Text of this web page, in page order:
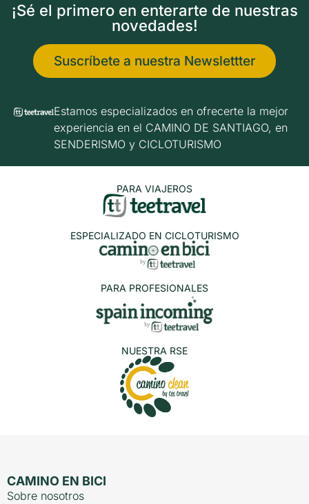
¡Sé el primero en enterarte de nuestras
novedades!
Suscríbete a nuestra Newslettter
Estamos especializados en ofrecerte la mejor
experiencia en el CAMINO DE SANTIAGO, en
SENDERISMO y CICLOTURISMO
PARA VIAJEROS
ESPECIALIZADO EN CICLOTURISMO
PARA PROFESIONALES
NUESTRA RSE
CAMINO EN BICI
Sobre nosotros